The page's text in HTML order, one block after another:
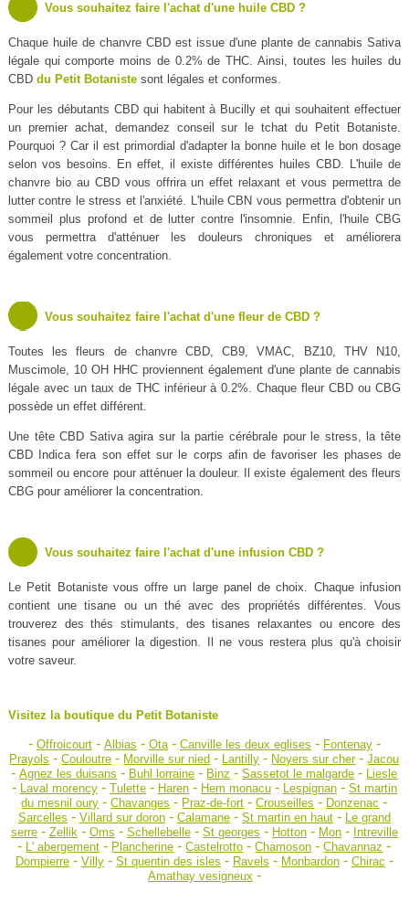
Vous souhaitez faire l'achat d'une huile CBD ?
Chaque huile de chanvre CBD est issue d'une plante de cannabis Sativa
légale qui comporte moins de 0.2% de THC. Ainsi, toutes les huiles du
CBD du Petit Botanistesont légales et conformes.
Pour les débutants CBD qui habitent à Bucilly et qui souhaitent effectuer
un premier achat, demandez conseil sur le tchat du Petit Botaniste.
Pourquoi ? Car il est primordial d'adapter la bonne huile et le bon dosage
selon vos besoins. En effet, il existe différentes huiles CBD. L'huile de
chanvre bio au CBD vous offrira un effet relaxant et vous permettra de
lutter contre le stress et l'anxiété. L'huile CBN vous permettra d'obtenir un
sommeil plus profond et de lutter contre l'insomnie. Enfin, l'huile CBG
vous permettra d'atténuer les douleurs chroniques et améliorera
également votre concentration.
Vous souhaitez faire l'achat d'une fleur de CBD ?
Toutes les fleurs de chanvre CBD, CB9, VMAC, BZ10, THV N10,
Muscimole, 10 OH HHC proviennent également d'une plante de cannabis
légale avec un taux de THC inférieur à 0.2%. Chaque fleur CBD ou CBG
possède un effet différent.
Une tête CBD Sativa agira sur la partie cérébrale pour le stress, la tête
CBD Indica fera son effet sur le corps afin de favoriser les phases de
sommeil ou encore pour atténuer la douleur. Il existe également des fleurs
CBG pour améliorer la concentration.
Vous souhaitez faire l'achat d'une infusion CBD ?
Le Petit Botaniste vous offre un large panel de choix. Chaque infusion
contient une tisane ou un thé avec des propriétés différentes. Vous
trouverez des thés stimulants, des tisanes relaxantes ou encore des
tisanes pour améliorer la digestion. Il ne vous restera plus qu'à choisir
votre saveur.
Visitez la boutique du Petit Botaniste
- Offroicourt- Albias - Ota- Canville les deux eglises - Fontenay-
Prayols -Couloutre - Morville sur nied - Lantilly - Noyers sur cher-Jacou
-Agnez les duisans - Buhl lorraine - Binz -Sassetot le malgarde - Liesle
- Laval morency- Tulette- Haren- Hem monacu- Lespignan- St martin
du mesnil oury -Chavanges - Praz-de-fort -Crouseilles - Donzenac -
Sarcelles - Villard sur doron- Calamane- St martin en haut- Le grand
serre- Zellik - Oms - Schellebelle- St georges - Hotton- Mon- Intreville
- L' abergement - Plancherine -Castelrotto -Chamoson -Chavannaz -
Dompierre- Villy- St quentin des isles - Ravels - Monbardon- Chirac -
Amathay vesigneux -